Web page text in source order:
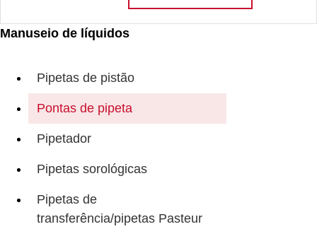
Manuseio de líquidos
Pipetas de pistão
Pontas de pipeta
Pipetador
Pipetas sorológicas
Pipetas de
transferência/pipetas Pasteur